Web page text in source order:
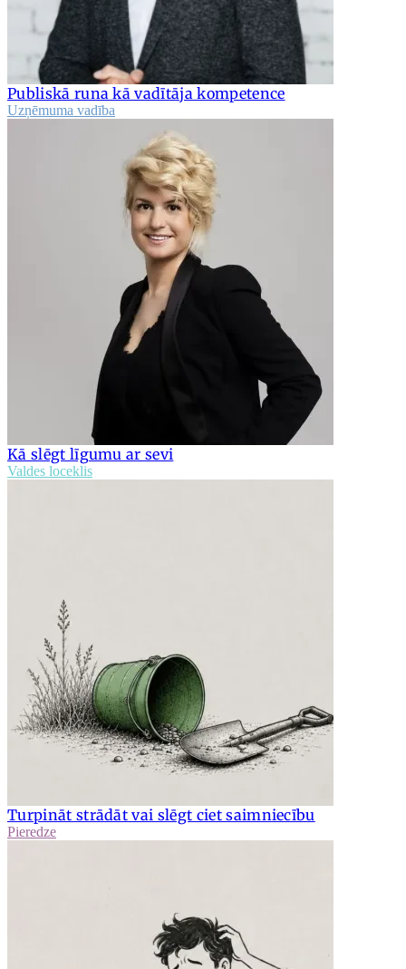
Publiskā runa kā vadītāja kompetence
Uzņēmuma vadība
Kā slēgt līgumu ar sevi
Valdes loceklis
Turpināt strādāt vai slēgt ciet saimniecību
Pieredze